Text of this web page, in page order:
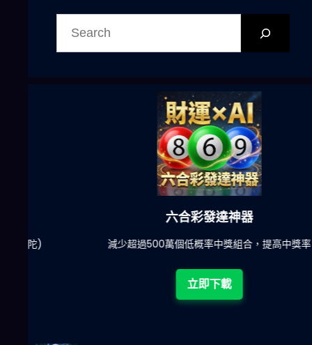
六合彩發達神器
減少超過500萬個低概率中獎組合，提高中獎率
立即下載